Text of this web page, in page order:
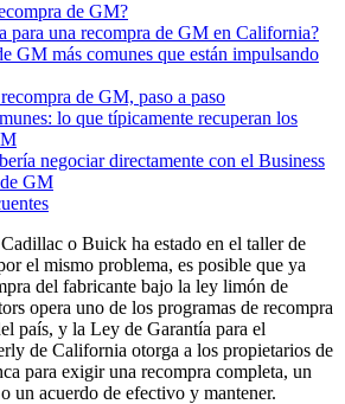
de GM?
para una recompra de GM en California?
GM más comunes que están impulsando
de GM, paso a paso
lo que típicamente recuperan los
negociar directamente con el Business
GM
o Buick ha estado en el taller de
el mismo problema, es posible que ya
del fabricante bajo la ley limón de
opera uno de los programas de recompra
país, y la Ley de Garantía para el
de California otorga a los propietarios de
para exigir una recompra completa, un
un acuerdo de efectivo y mantener.